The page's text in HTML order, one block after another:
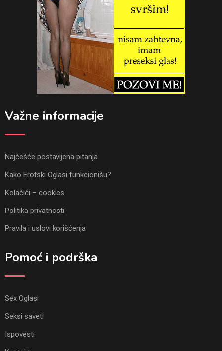
Važne informacije
Najčešće postavljena pitanja
Kako Erotski Oglasi funkcionišu?
Kolačići – cookies
Politika privatnosti
Pravila i uslovi korišćenja
Pomoć i podrška
Sex Oglasi
Seksi saveti
Ispovesti